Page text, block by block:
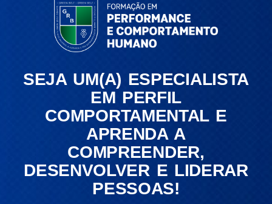
SEJA UM(A) ESPECIALISTA
EM PERFIL
COMPORTAMENTAL E
APRENDA A
COMPREENDER,
DESENVOLVER E LIDERAR
PESSOAS!